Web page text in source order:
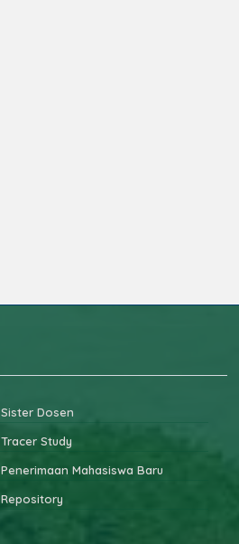
Sister Dosen
Tracer Study
Penerimaan Mahasiswa Baru
Repository